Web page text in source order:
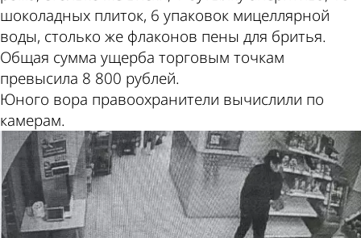
шоколадных плиток, 6 упаковок мицеллярной
воды, столько же флаконов пены для бритья.
Общая сумма ущерба торговым точкам
превысила 8 800 рублей.
Юного вора правоохранители вычислили по
камерам.